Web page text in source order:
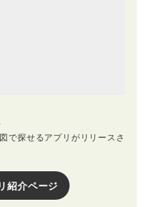
で探せるアプリがリリースさ
紹介ページ